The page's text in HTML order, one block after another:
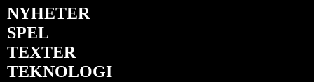
NYHETER
SPEL
TEXTER
TEKNOLOGI